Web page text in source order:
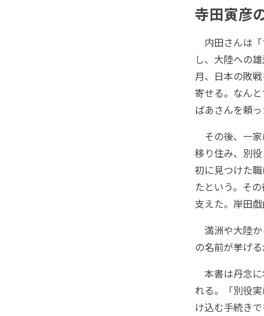
寺田寅彦
内田さんは「
し、大陸への
月、日本の敗
寄せる。なん
ばあさんを頼っ
その後、一家
移り住み、別
初に見つけた
たという。そ
支えた。岸田
満洲や大陸か
の名前が挙げ
本書は丹念に
れる。「別役
け込む手続き